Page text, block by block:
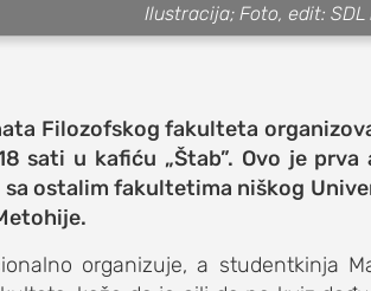
muzika
moda i stil
studenti
Ilustracija; Foto, edit:
Filozofskog fakulteta
sati u kafiću „Štab”. Ovo je prva
sa ostalim fakultetima niškog
organizuje, a studentkinja